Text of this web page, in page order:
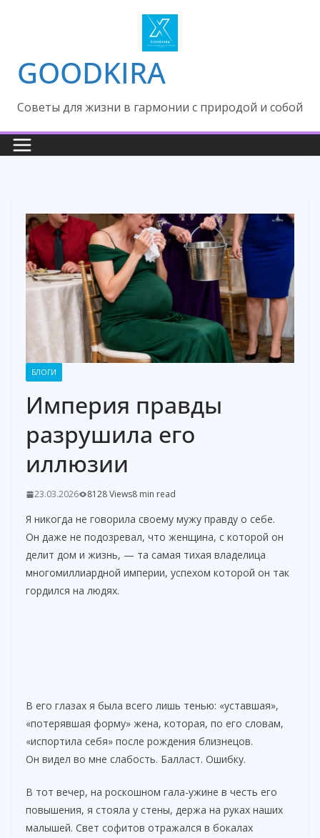
GOODKIRA
Cоветы для жизни в гармонии с природой и собой
БЛОГИ
Империя правды
разрушила его
иллюзии
23.03.2026 8128 Views8 min read
Я никогда не говорила своему мужу правду о себе.
Он даже не подозревал, что женщина, с которой он
делит дом и жизнь, — та самая тихая владелица
многомиллиардной империи, успехом которой он так
гордился на людях.
В его глазах я была всего лишь тенью: «уставшая»,
«потерявшая форму» жена, которая, по его словам,
«испортилa себя» после рождения близнецов.
Он видел во мне слабость. Балласт. Ошибку.
В тот вечер, на роскошном гала-ужине в честь его
повышения, я стояла у стены, держа на руках наших
малышей. Свет софитов отражался в бокалах